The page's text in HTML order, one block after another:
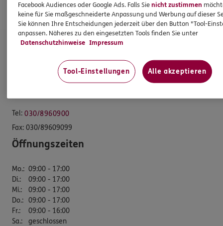
Jobangebote
ERGO Versicherung MICHELI Assekuranz Kontor e.K.
Bezirksdirektion
Tel: 030/8960900
Fax: 030/89609099
Öffnungszeiten
Mo.: 09:00 - 17:00
Di.:
09:00 - 17:00
Mi.:
09:00 - 17:00
Do.: 09:00 - 17:00
Fr.:
09:00 - 16:00
Sa.: geschlossen
Facebook Audiences oder Google Ads. Falls Sienicht zustimmen
keine für Sie maßgeschneiderte Anpassung und Werbung auf dieser
Sie können Ihre Entscheidungen jederzeit über den Button "Tool-
anpassen. Näheres zu den eingesetzten Tools finden Sie unter
Datenschutzhinweise Impressum
Tool-Einstellungen Alle akzeptieren